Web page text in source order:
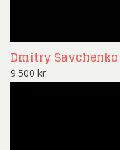
Dmitry Savchenko
9.500 kr